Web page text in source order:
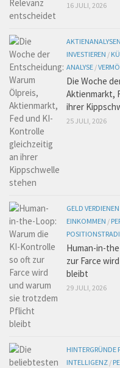
16 JULI, 2026
AKTIENANALYSEN
INVESTIEREN /
ANALYSE /
Die Woche
Aktienmarkt,
ihrer
25 JULI, 2026
GELD VERDIENEN
EINKOMMEN /
Human-in-
zur Farce
bleibt
29 JULI, 2026
HINTERGRÜNDE
INTELLIGENZ /